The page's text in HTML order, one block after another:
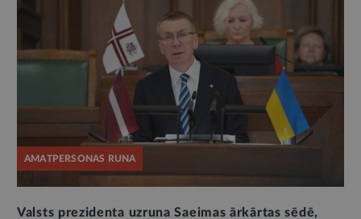
AMATPERSONAS RUNA
Valsts prezidenta uzruna Saeimas ārkārtas sēdē,